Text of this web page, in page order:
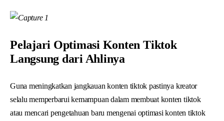
Pelajari Optimasi Konten Tiktok
Langsung dari Ahlinya
Guna meningkatkan jangkauan konten tiktok pastinya kreator
selalu memperbarui kemampuan dalam membuat konten tiktok
atau mencari pengetahuan baru mengenai optimasi konten tiktok